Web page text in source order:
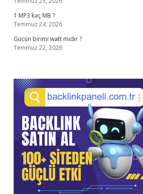
1 MP3 kaç MB ?
Temmuz 24, 2026
Gücün birimi watt mıdır ?
Temmuz 22, 2026